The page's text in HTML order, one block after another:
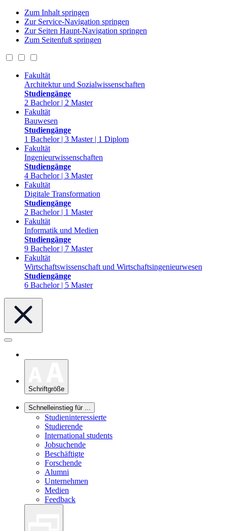
Zum Inhalt springen
Zur Service-Navigation springen
Zur Seiten Haupt-Navigation springen
Zum Seitenfuß springen
Fakultät
Architektur und Sozialwissenschaften
Studiengänge
2 Bachelor | 2 Master
Fakultät
Bauwesen
Studiengänge
1 Bachelor | 3 Master | 1 Diplom
Fakultät
Ingenieurwissenschaften
Studiengänge
4 Bachelor | 3 Master
Fakultät
Digitale Transformation
Studiengänge
2 Bachelor | 1 Master
Fakultät
Informatik und Medien
Studiengänge
9 Bachelor | 7 Master
Fakultät
Wirtschaftswissenschaft und Wirtschaftsingenieurwesen
Studiengänge
6 Bachelor | 5 Master
Schriftgröße
Schnelleinstieg für ...
Studieninteressierte
Studierende
International students
Jobsuchende
Beschäftigte
Forschende
Alumni
Unternehmen
Medien
Feedback